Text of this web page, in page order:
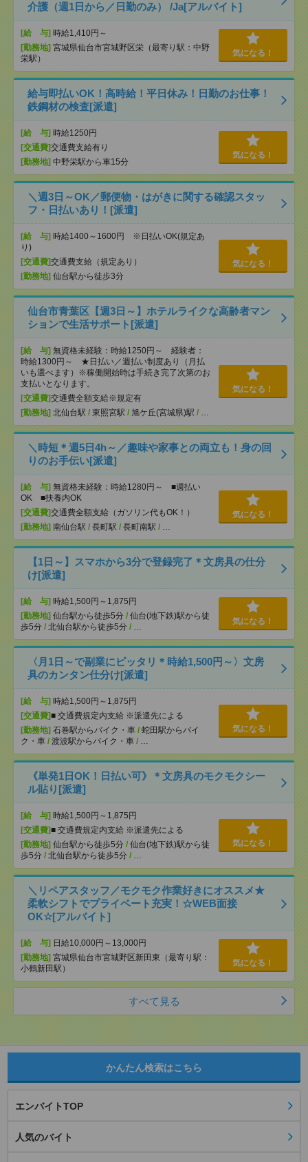
介護（週1日から／日勤のみ） /Ja[アルバイト]
[給 与] 時給1,410円～
[勤務地] 宮城県仙台市宮城野区栄（最寄り駅：中野
栄駅）
気になる！
給与即払いOK！高時給！平日休み！日勤のお仕事！
鉄鋼材の検査[派遣]
[給 与] 時給1250円
[交通費]交通費支給有り
[勤務地] 中野栄駅から車15分
気になる！
＼週3日～OK／郵便物・はがきに関する確認スタッ
フ・日払いあり！[派遣]
[給 与] 時給1400～1600円 ※日払いOK(規定あ
り)
[交通費]交通費支給（規定あり）
[勤務地] 仙台駅から徒歩3分
気になる！
仙台市青葉区【週3日～】ホテルライクな高齢者マン
ションで生活サポート[派遣]
[給 与] 無資格未経験：時給1250円～ 経験者：
時給1300円～ ★日払い／週払い制度あり（月払
いも選べます）※稼働開始時は手続き完了次第のお
支払いとなります。
[交通費]交通費全額支給※規定有
[勤務地] 北仙台駅 / 東照宮駅 / 旭ケ丘(宮城県)駅 / …
気になる！
＼時短＊週5日4h～／趣味や家事との両立も！身の回
りのお手伝い[派遣]
[給 与] 無資格未経験：時給1280円～ ■週払い
OK ■扶養内OK
[交通費]交通費全額支給（ガソリン代もOK！）
[勤務地] 南仙台駅 / 長町駅 / 長町南駅 / …
気になる！
【1日～】スマホから3分で登録完了＊文房具の仕分
け[派遣]
[給 与] 時給1,500円～1,875円
[勤務地] 仙台駅から徒歩5分 / 仙台(地下鉄)駅から徒
歩5分 / 北仙台駅から徒歩5分 / …
気になる！
〈月1日～で副業にピッタリ＊時給1,500円～〉文房
具のカンタン仕分け[派遣]
[給 与] 時給1,500円～1,875円
[交通費]■ 交通費規定内支給 ※派遣先による
[勤務地] 石巻駅からバイク・車 / 蛇田駅からバイ
ク・車 / 渡波駅からバイク・車 / …
気になる！
《単発1日OK！日払い可》＊文房具のモクモクシー
ル貼り[派遣]
[給 与] 時給1,500円～1,875円
[交通費]■ 交通費規定内支給 ※派遣先による
[勤務地] 仙台駅から徒歩5分 / 仙台(地下鉄)駅から徒
歩5分 / 北仙台駅から徒歩5分 / …
気になる！
＼リペアスタッフ／モクモク作業好きにオススメ★
柔軟シフトでプライベート充実！☆WEB面接
OK☆[アルバイト]
[給 与] 日給10,000円～13,000円
[勤務地] 宮城県仙台市宮城野区新田東（最寄り駅：
小鶴新田駅）
気になる！
すべて見る
かんたん検索はこちら
エンバイトTOP
人気のバイト